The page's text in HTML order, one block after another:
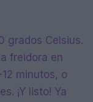
grados Celsius.
freidora en
minutos, o
¡Y listo! Ya